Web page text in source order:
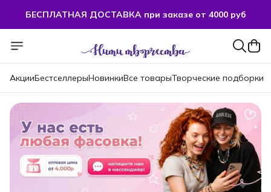
БЕСПЛАТНАЯ ДОСТАВКА при заказе от 4000 руб
АкцииБестселлерыНовинкиВсе товарыТворческие подборки